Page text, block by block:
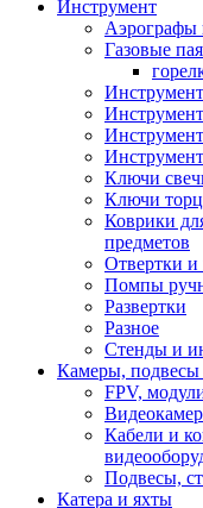
Инструмент
Аэрографы
Газовые
Ключи
Ключи
Коврики
предметов
Отвертки
Помпы
Развертки
Разное
Стенды и
Камеры,
FPV,
Кабели и
Подвесы,
Катера и яхты